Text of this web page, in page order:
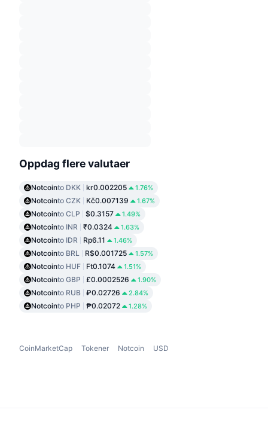
Oppdag flere valutaer
Notcointo DKK kr0.002205 1.76%
Notcointo CZK Kč0.007139 1.67%
Notcointo CLP $0.3157 1.49%
Notcointo INR ₹0.0324 1.63%
Notcointo IDR Rp6.11 1.46%
Notcointo BRL R$0.001725 1.57%
Notcointo HUF Ft0.1074 1.51%
Notcointo GBP £0.0002526 1.90%
Notcointo RUB ₽0.02726 2.84%
Notcointo PHP ₱0.02072 1.28%
CoinMarketCap Tokener Notcoin USD